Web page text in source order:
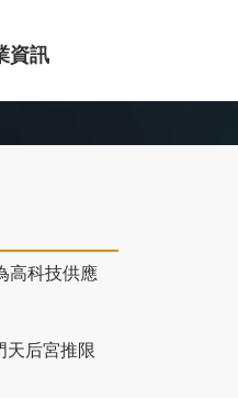
資訊
高科技供應
天后宮推限